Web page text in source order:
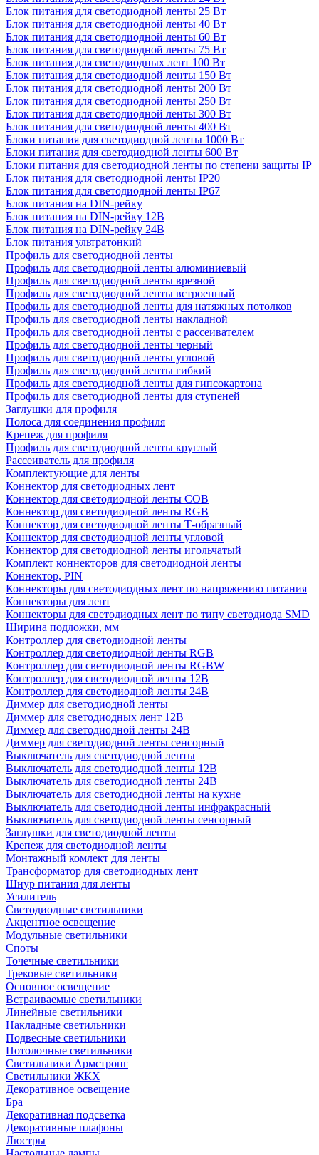
Блок питания для светодиодной ленты 25 Вт
Блок питания для светодиодной ленты 40 Вт
Блок питания для светодиодной ленты 60 Вт
Блок питания для светодиодной ленты 75 Вт
Блок питания для светодиодных лент 100 Вт
Блок питания для светодиодной ленты 150 Вт
Блок питания для светодиодной ленты 200 Вт
Блок питания для светодиодной ленты 250 Вт
Блок питания для светодиодной ленты 300 Вт
Блок питания для светодиодной ленты 400 Вт
Блоки питания для светодиодной ленты 1000 Вт
Блоки питания для светодиодной ленты 600 Вт
Блоки питания для светодиодной ленты по степени защиты IP
Блок питания для светодиодной ленты IP20
Блок питания для светодиодной ленты IP67
Блок питания на DIN-рейку
Блок питания на DIN-рейку 12В
Блок питания на DIN-рейку 24В
Блок питания ультратонкий
Профиль для светодиодной ленты
Профиль для светодиодной ленты алюминиевый
Профиль для светодиодной ленты врезной
Профиль для светодиодной ленты встроенный
Профиль для светодиодной ленты для натяжных потолков
Профиль для светодиодной ленты накладной
Профиль для светодиодной ленты с рассеивателем
Профиль для светодиодной ленты черный
Профиль для светодиодной ленты угловой
Профиль для светодиодной ленты гибкий
Профиль для светодиодной ленты для гипсокартона
Профиль для светодиодной ленты для ступеней
Заглушки для профиля
Полоса для соединения профиля
Крепеж для профиля
Профиль для светодиодной ленты круглый
Рассеиватель для профиля
Комплектующие для ленты
Коннектор для светодиодных лент
Коннектор для светодиодной ленты COB
Коннектор для светодиодной ленты RGB
Коннектор для светодиодной ленты Т-образный
Коннектор для светодиодной ленты угловой
Коннектор для светодиодной ленты игольчатый
Комплект коннекторов для светодиодной ленты
Коннектор, PIN
Коннекторы для светодиодных лент по напряжению питания
Коннекторы для лент
Коннекторы для светодиодных лент по типу светодиода SMD
Ширина подложки, мм
Контроллер для светодиодной ленты
Контроллер для светодиодной ленты RGB
Контроллер для светодиодной ленты RGBW
Контроллер для светодиодной ленты 12В
Контроллер для светодиодной ленты 24В
Диммер для светодиодной ленты
Диммер для светодиодных лент 12В
Диммер для светодиодной ленты 24В
Диммер для светодиодной ленты сенсорный
Выключатель для светодиодной ленты
Выключатель для светодиодной ленты 12В
Выключатель для светодиодной ленты 24В
Выключатель для светодиодной ленты на кухне
Выключатель для светодиодной ленты инфракрасный
Выключатель для светодиодной ленты сенсорный
Заглушки для светодиодной ленты
Крепеж для светодиодной ленты
Монтажный комлект для ленты
Трансформатор для светодиодных лент
Шнур питания для ленты
Усилитель
Светодиодные светильники
Акцентное освещение
Модульные светильники
Споты
Точечные светильники
Трековые светильники
Основное освещение
Встраиваемые светильники
Линейные светильники
Накладные светильники
Подвесные светильники
Потолочные светильники
Светильники Армстронг
Светильники ЖКХ
Декоративное освещение
Бра
Декоративная подсветка
Декоративные плафоны
Люстры